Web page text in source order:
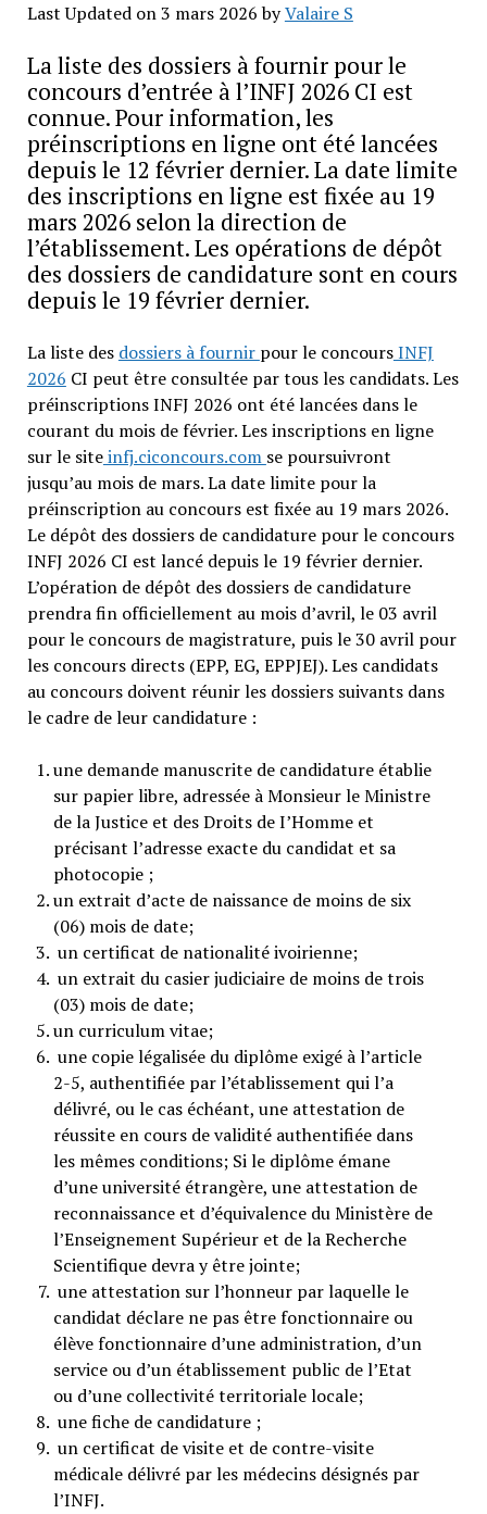
Last Updated on 3 mars 2026 byValaire S
La liste des dossiers à fournir pour le
concours d’entrée à l’INFJ 2026 CI est
connue. Pour information, les
préinscriptions en ligne ont été lancées
depuis le 12 février dernier. La date limite
des inscriptions en ligne est fixée au 19
mars 2026 selon la direction de
l’établissement. Les opérations de dépôt
des dossiers de candidature sont en cours
depuis le 19 février dernier.
La liste des dossiers à fournir pour le concoursINFJ
2026 CI peut être consultée par tous les candidats. Les
préinscriptions INFJ 2026 ont été lancées dans le
courant du mois de février. Les inscriptions en ligne
sur le siteinfj.ciconcours.com se poursuivront
jusqu’au mois de mars. La date limite pour la
préinscription au concours est fixée au 19 mars 2026.
Le dépôt des dossiers de candidature pour le concours
INFJ 2026 CI est lancé depuis le 19 février dernier.
L’opération de dépôt des dossiers de candidature
prendra fin officiellement au mois d’avril, le 03 avril
pour le concours de magistrature, puis le 30 avril pour
les concours directs (EPP, EG, EPPJEJ). Les candidats
au concours doivent réunir les dossiers suivants dans
le cadre de leur candidature :
une demande manuscrite de candidature établie
sur papier libre, adressée à Monsieur le Ministre
de la Justice et des Droits de I’Homme et
précisant l’adresse exacte du candidat et sa
photocopie ;
un extrait d’acte de naissance de moins de six
(06) mois de date;
un certificat de nationalité ivoirienne;
un extrait du casier judiciaire de moins de trois
(03) mois de date;
un curriculum vitae;
une copie légalisée du diplôme exigé à l’article
2-5, authentifiée par l’établissement qui l’a
délivré, ou le cas échéant, une attestation de
réussite en cours de validité authentifiée dans
les mêmes conditions; Si le diplôme émane
d’une université étrangère, une attestation de
reconnaissance et d’équivalence du Ministère de
l’Enseignement Supérieur et de la Recherche
Scientifique devra y être jointe;
une attestation sur l’honneur par laquelle le
candidat déclare ne pas être fonctionnaire ou
élève fonctionnaire d’une administration, d’un
service ou d’un établissement public de l’Etat
ou d’une collectivité territoriale locale;
une fiche de candidature ;
un certificat de visite et de contre-visite
médicale délivré par les médecins désignés par
l’INFJ.